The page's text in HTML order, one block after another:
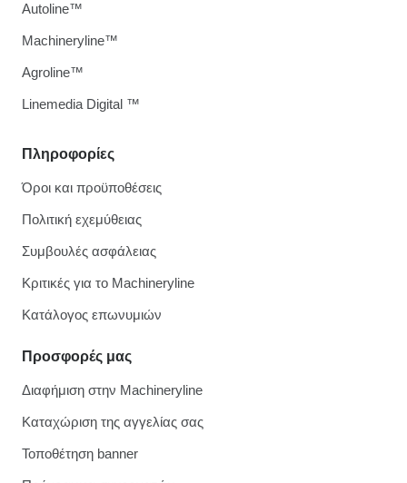
Πληροφορίες
Όροι και προϋποθέσεις
Πολιτική εχεμύθειας
Συμβουλές ασφάλειας
Κριτικές για το Machineryline
Κατάλογος επωνυμιών
Προσφορές μας
Διαφήμιση στην Machineryline
Καταχώριση της αγγελίας σας
Τοποθέτηση banner
Autoline™
Machineryline™
Agroline™
Linemedia Digital ™